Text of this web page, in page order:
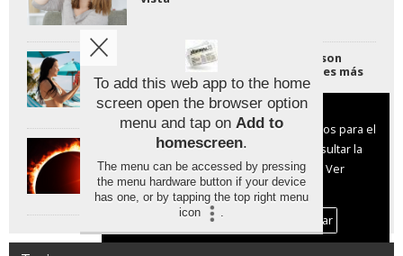
Los protectores solares stick son
efectivos pero hasta cinco veces más
caros
Proteger la vista durante el eclipse
solar: claves para no dañar la retina
Aviso sobre el Uso de cookies:
Utilizamos cookies nuestras y de terceros para el
funcionamiento del digital. Puedes consultar la
lista de cookies y como desconectarlas.
Ver
nuestra Política de Privacidad y Cookies
Aceptar Cookies
Personalizar
To add this web app to the home
screen open the browser option
menu and tap on Add to
homescreen.
The menu can be accessed by pressing
the menu hardware button if your device
has one, or by tapping the top right menu
icon
.